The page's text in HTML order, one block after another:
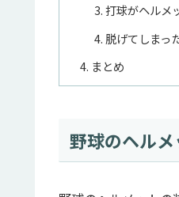
打球がヘルメ
脱げてしまっ
まとめ
野球のヘル